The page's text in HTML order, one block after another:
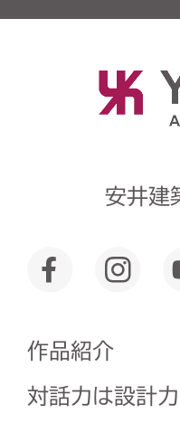
安井建
作品紹介
対話力は設計力